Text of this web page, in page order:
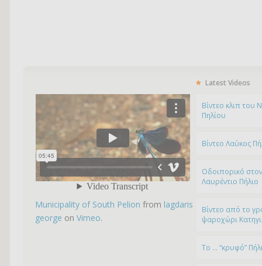
Municipality of South Pelion from lagdaris
george on Vimeo.
Latest Videos
Bίντεο κλιπ του
Πηλίου
Βίντεο Λαύκος
Οδοιπορικό
Λαυρέντιο Πήλιο
Βίντεο από το
ψαροχώρι
To … “κρυφό”